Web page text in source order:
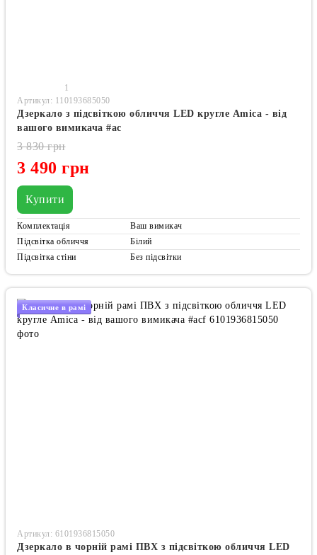
1
Артикул: 110193685050
Дзеркало з підсвіткою обличчя LED кругле Amica - від
вашого вимикача #ac
3 490 грн
3 830 грн
Купити
Комплектація
Ваш вимикач
Підсвітка обличчя
Білий
Підсвітка стіни
Без підсвітки
Класичне в рамі
Артикул: 6101936815050
Дзеркало в чорній рамі ПВХ з підсвіткою обличчя LED